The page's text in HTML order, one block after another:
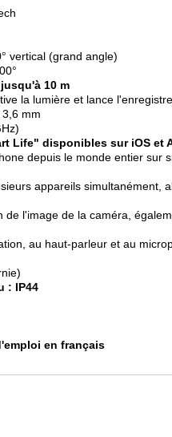
vertical (grand angle)
10 m
la lumière et lance
mm
Life" disponibles sur iOS et
depuis le monde entier sur
appareils simultanément,
de l'image de la caméra,
au haut-parleur et au
: IP44
en français